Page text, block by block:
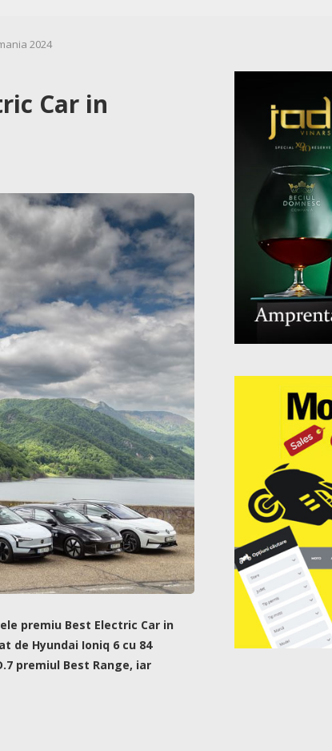
2024
Car in
premiu Best Electric Car in
de Hyundai Ioniq 6 cu 84
premiul Best Range, iar